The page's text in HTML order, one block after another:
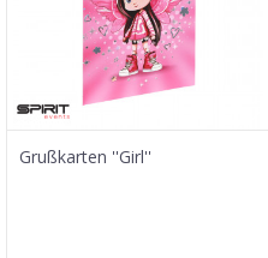
Grußkarten ''Girl''